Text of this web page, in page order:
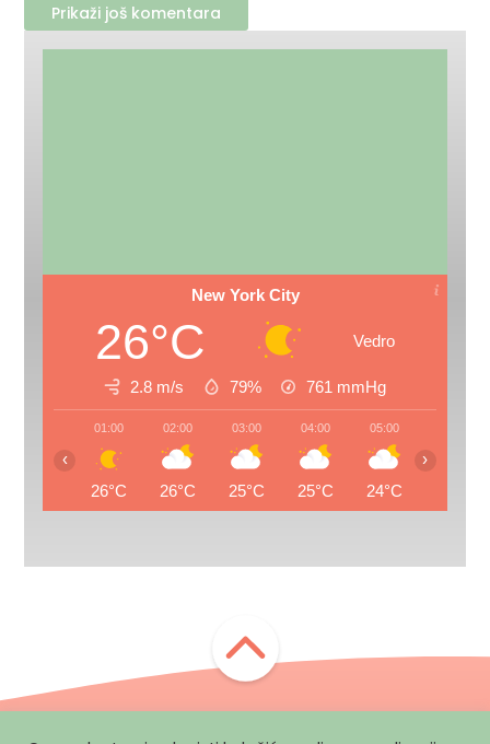
Prikaži još komentara
New York City
26°C Vedro
2.8 m/s 79% 761 mmHg
01:00
26°C
02:00
26°C
03:00
25°C
04:00
25°C
05:00
24°C
‹ ›